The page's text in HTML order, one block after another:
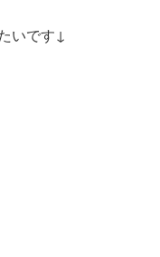
いです↓